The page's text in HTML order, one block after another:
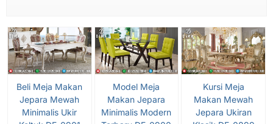
Beli Meja Makan
Jepara Mewah
Minimalis Ukir
Model Meja
Makan Jepara
Minimalis Modern
Kursi Meja
Makan Mewah
Jepara Ukiran